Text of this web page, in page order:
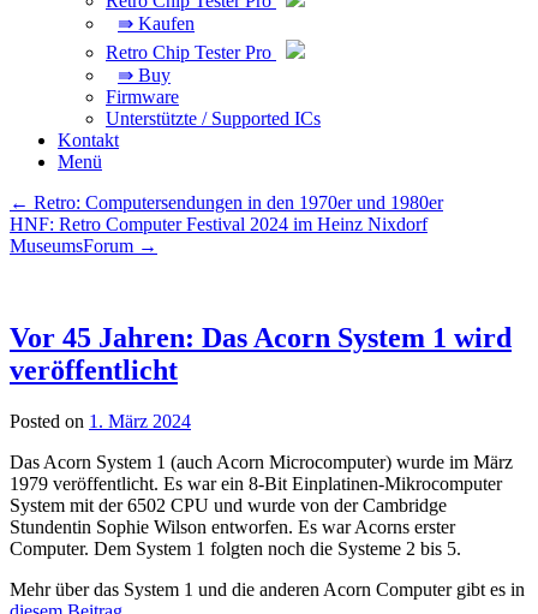
⇛ Kaufen
Retro Chip Tester Pro
⇛ Buy
Firmware
Unterstützte / Supported ICs
Kontakt
Menü
Beitragsnavigation
← Retro: Computersendungen in den 1970er und 1980er
HNF: Retro Computer Festival 2024 im Heinz Nixdorf
MuseumsForum →
Vor 45 Jahren: Das Acorn System 1 wird
veröffentlicht
Posted on 1. März 2024
Das Acorn System 1 (auch Acorn Microcomputer) wurde im März
1979 veröffentlicht. Es war ein 8-Bit Einplatinen-Mikrocomputer
System mit der 6502 CPU und wurde von der Cambridge
Stundentin Sophie Wilson entworfen. Es war Acorns erster
Computer. Dem System 1 folgten noch die Systeme 2 bis 5.
Mehr über das System 1 und die anderen Acorn Computer gibt es in